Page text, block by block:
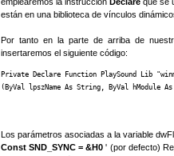
están en una biblioteca de vínculos
Por tanto en la parte de arriba de
insertaremos el siguiente código:
Private Declare Function PlaySound Lib
(ByVal lpszName As String, ByVal hModule
Los parámetros asociadas a la variable
Const SND_SYNC = &H0 ' (por defecto)